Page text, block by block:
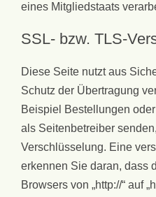
eines Mitgliedstaats
SSL- bzw. TLS-
Diese Seite nutzt aus
Schutz der Übertragung
Beispiel Bestellungen
als Seitenbetreiber
Verschlüsselung. Eine
erkennen Sie daran, dass
Browsers von „http://“ auf